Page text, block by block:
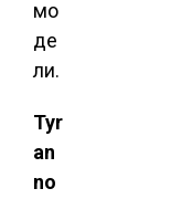
мо
де
ли.
Tyr
an
no